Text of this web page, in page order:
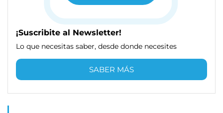
¡Suscribite al Newsletter!
Lo que necesitas saber, desde donde necesites
SABER MÁS